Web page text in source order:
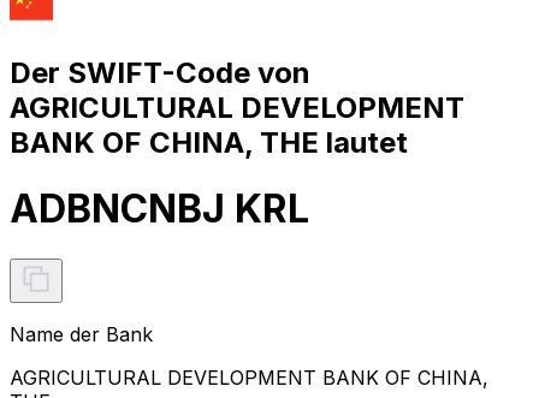
Der SWIFT-Code von
AGRICULTURAL DEVELOPMENT
BANK OF CHINA, THE lautet
ADBNCNBJ KRL
Name der Bank
AGRICULTURAL DEVELOPMENT BANK OF CHINA,